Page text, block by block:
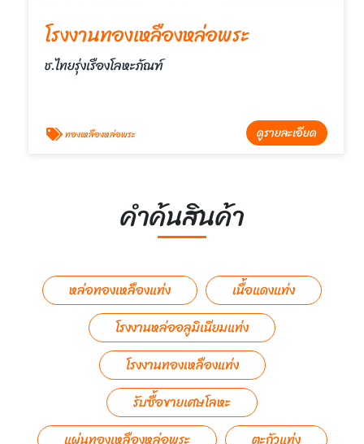
โรงงานทองเหลืองหล่อพระ
ช.ไทยรุ่งเรืองโลหะภัณฑ์
ทองเหลืองหล่อพระ ดูรายละเอียด
คำค้นสินค้า
หล่อทองเหลืองแท่ง
เนื้อแดงแท่ง
โรงงานหล่ออลูมิเนียมแท่ง
โรงงานทองเหลืองแท่ง
รับซื้อขายเศษโลหะ